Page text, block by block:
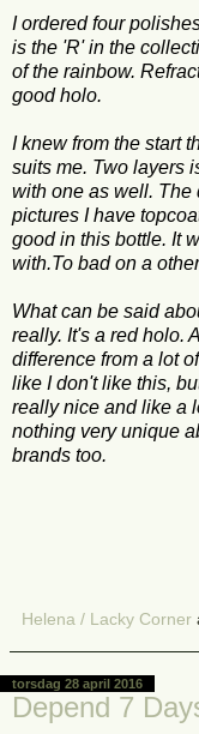
I ordered four
is the 'R' in the
of the rainbow.
good holo.
I knew from the start
suits me. Two layers
with one as well. The
pictures I have
good in this bottle. It
with.To bad on a
What can be said
really. It's a red holo.
difference from a lot
like I don't like this,
really nice and like a
nothing very unique
brands too.
Helena / Lacky Corner
torsdag 28 april 2016
Depend 7